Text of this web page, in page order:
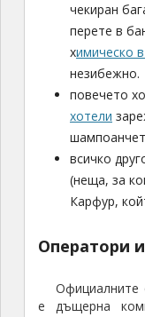
чекиран
перете в
химическо
незибежно.
повечето
хотели
всичко
(неща, за
Карфур,
Оператори
Официалните
е дъщерна